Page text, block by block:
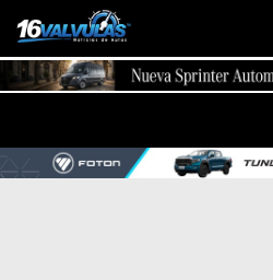
Saltar al contenido